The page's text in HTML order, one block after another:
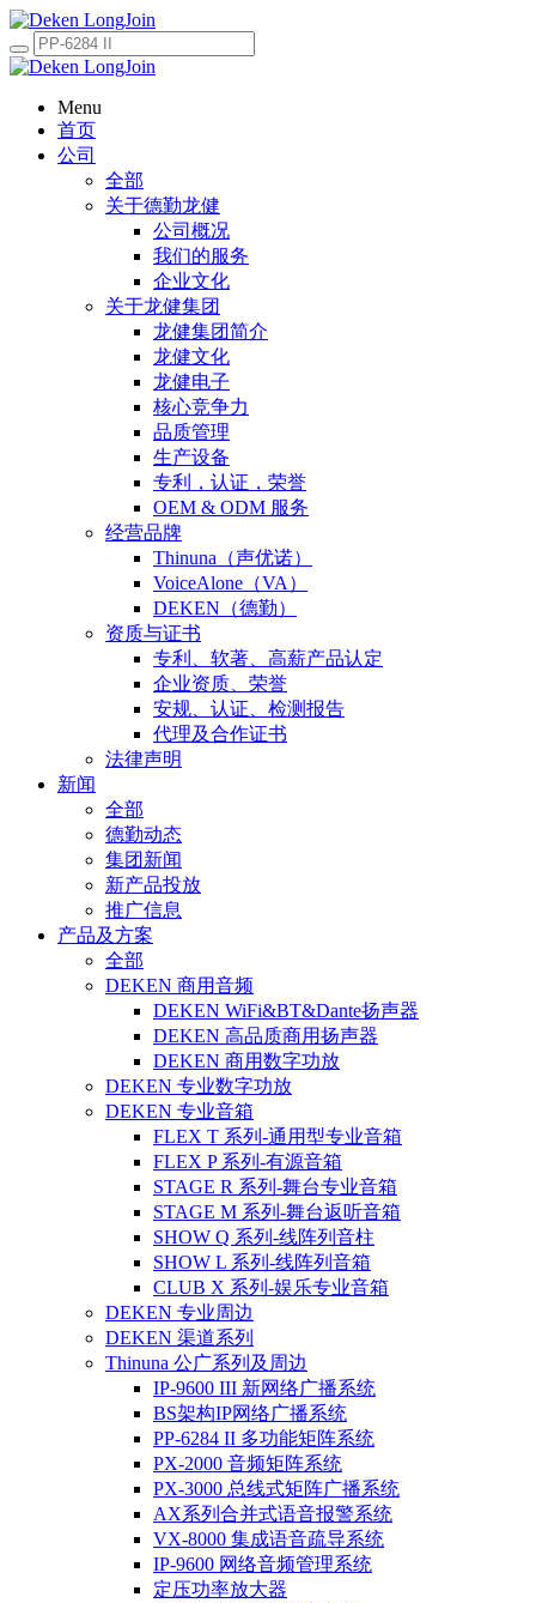
Menu
首页
公司
全部
关于德勤龙健
公司概况
我们的服务
企业文化
关于龙健集团
龙健集团简介
龙健文化
龙健电子
核心竞争力
品质管理
生产设备
专利，认证，荣誉
OEM & ODM 服务
经营品牌
Thinuna（声优诺）
VoiceAlone（VA）
DEKEN（德勤）
资质与证书
专利、软著、高薪产品认定
企业资质、荣誉
安规、认证、检测报告
代理及合作证书
法律声明
新闻
全部
德勤动态
集团新闻
新产品投放
推广信息
产品及方案
全部
DEKEN 商用音频
DEKEN WiFi&BT&Dante扬声器
DEKEN 高品质商用扬声器
DEKEN 商用数字功放
DEKEN 专业数字功放
DEKEN 专业音箱
FLEX T 系列-通用型专业音箱
FLEX P 系列-有源音箱
STAGE R 系列-舞台专业音箱
STAGE M 系列-舞台返听音箱
SHOW Q 系列-线阵列音柱
SHOW L 系列-线阵列音箱
CLUB X 系列-娱乐专业音箱
DEKEN 专业周边
DEKEN 渠道系列
Thinuna 公广系列及周边
IP-9600 III 新网络广播系统
BS架构IP网络广播系统
PP-6284 II 多功能矩阵系统
PX-2000 音频矩阵系统
PX-3000 总线式矩阵广播系统
AX系列合并式语音报警系统
VX-8000 集成语音疏导系统
IP-9600 网络音频管理系统
定压功率放大器